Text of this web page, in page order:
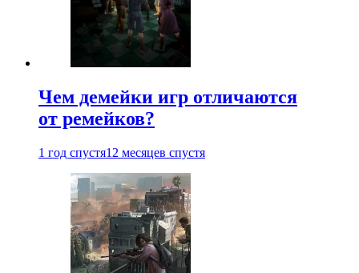
Чем демейки игр отличаются
от ремейков?
1 год спустя12 месяцев спустя